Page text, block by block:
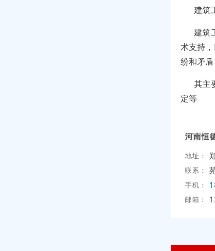
建筑
建筑
术支持
纷和矛
其主
定等
河南恒
地址：
联系：
手机：
邮箱：